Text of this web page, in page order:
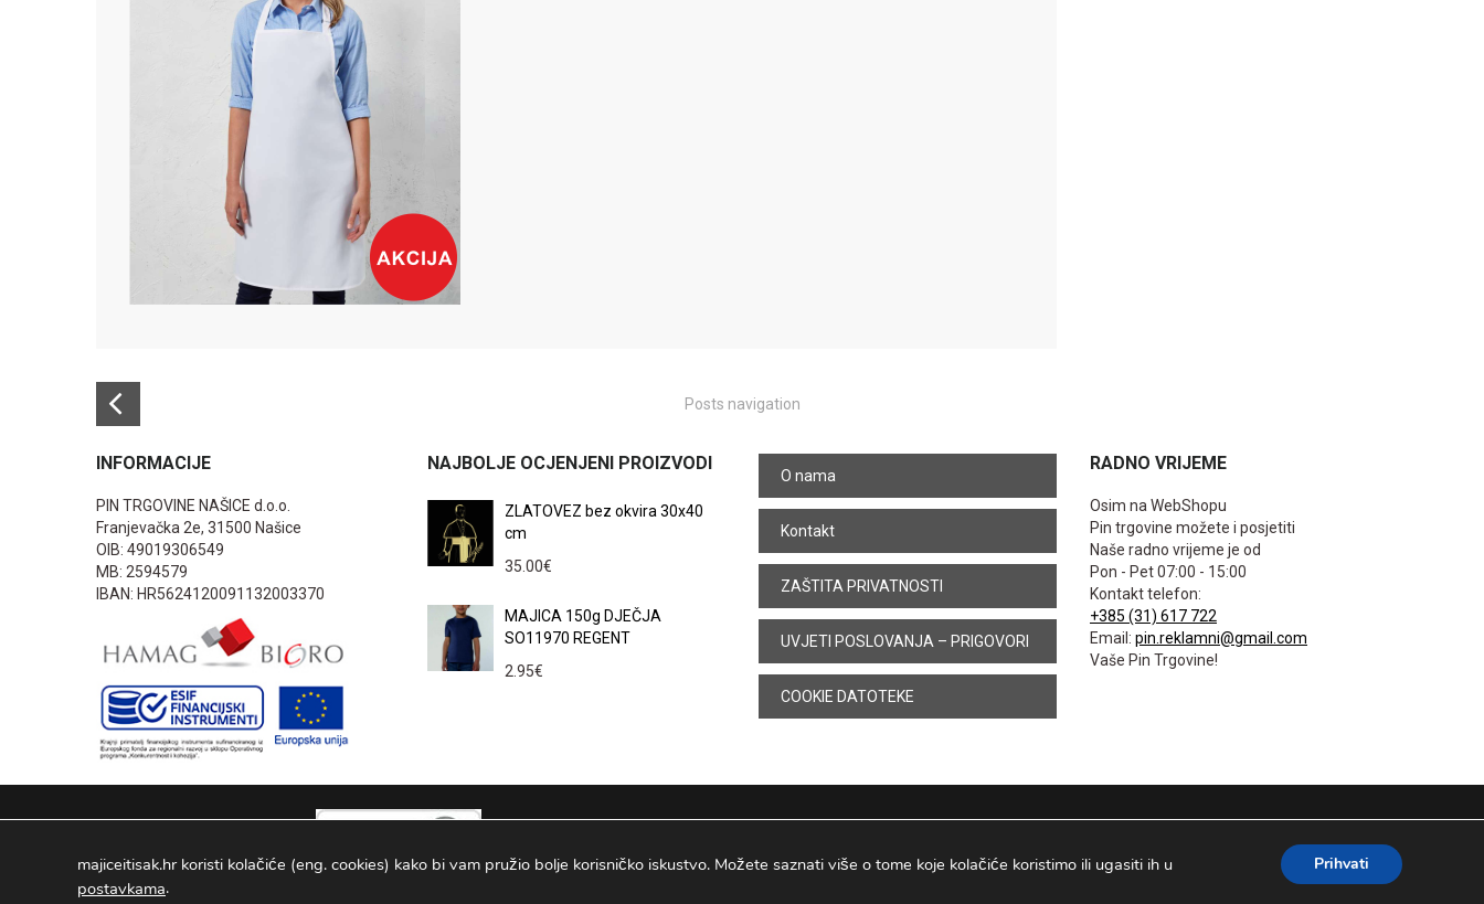
Posts navigation
INFORMACIJE
PIN TRGOVINE NAŠICE d.o.o.
Franjevačka 2e, 31500 Našice
OIB: 49019306549
MB: 2594579
IBAN: HR5624120091132003370
NAJBOLJE OCJENJENI PROIZVODI
ZLATOVEZ bez okvira 30x40
cm
35.00€
MAJICA 150g DJEČJA
SO11970 REGENT
2.95€
O nama
Kontakt
ZAŠTITA PRIVATNOSTI
UVJETI POSLOVANJA – PRIGOVORI
COOKIE DATOTEKE
RADNO VRIJEME
Osim na WebShopu
Pin trgovine možete i posjetiti
Naše radno vrijeme je od
Pon - Pet 07:00 - 15:00
Kontakt telefon:
+385 (31) 617 722
Email: pin.reklamni@gmail.com
Vaše Pin Trgovine!
PIN TRGOVINE
majiceitisak.hr koristi kolačiće (eng. cookies) kako bi vam pružio bolje korisničko iskustvo. Možete saznati više o tome koje kolačiće koristimo ili ugasiti ih u
postavkama.
Prihvati